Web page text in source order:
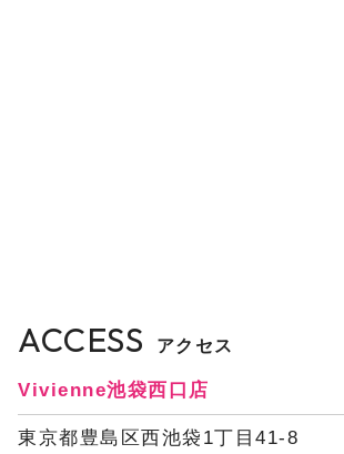
ACCESS アクセス
Vivienne池袋西口店
東京都豊島区西池袋1丁目41-8